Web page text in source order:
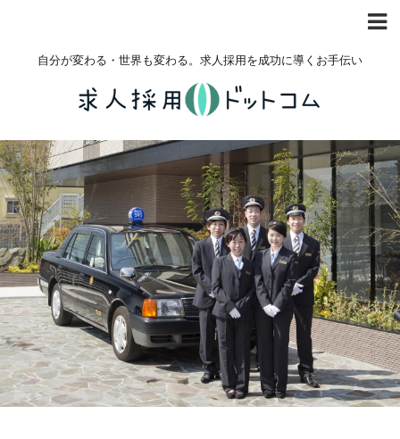
自分が変わる・世界も変わる。求人採用を成功に導くお手伝い